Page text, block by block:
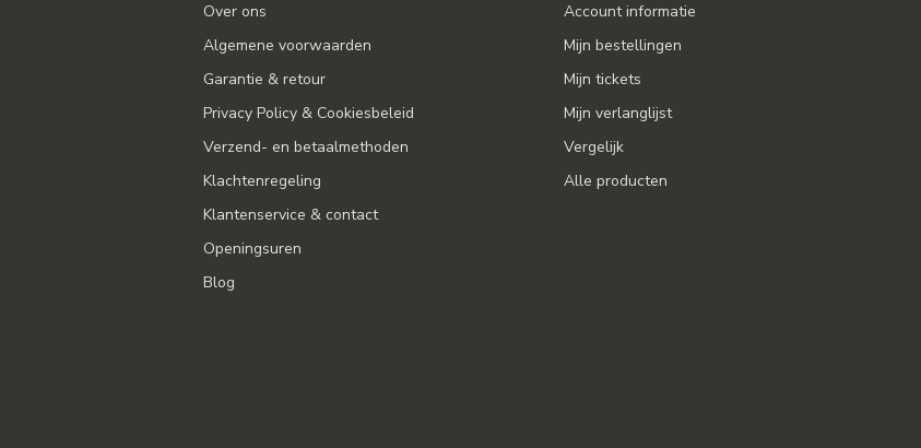
Over ons
Algemene voorwaarden
Garantie & retour
Privacy Policy & Cookiesbeleid
Verzend- en betaalmethoden
Klachtenregeling
Klantenservice & contact
Openingsuren
Blog
Account informatie
Mijn bestellingen
Mijn tickets
Mijn verlanglijst
Vergelijk
Alle producten